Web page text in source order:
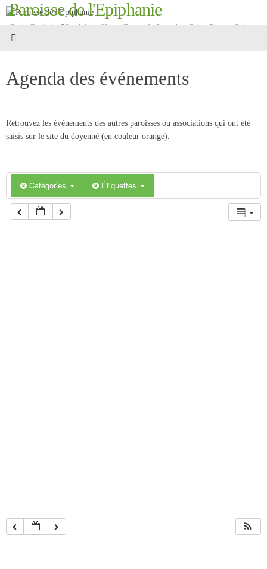
Passer
contenu
Paroisse de l'Epiphanie
Croix Roubaix 59 - églises Notre-Dame-de-Lourdes, Saint-Pierre, Saint-
Martin
Agenda des événements
Retrouvez les événements des autres paroisses ou associations qui ont été
saisis sur le site du doyenné (en couleur orange).
Catégories Étiquettes